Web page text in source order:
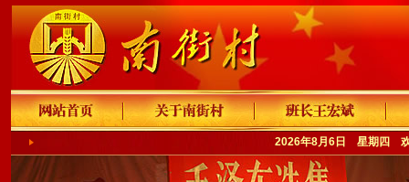
2026年8月6日 星期四